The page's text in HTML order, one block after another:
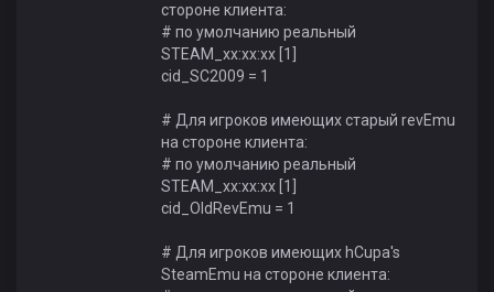
стороне клиента:
# по умолчанию реальный
STEAM_xx:xx:xx [1]
cid_SC2009 = 1
# Для игроков имеющих старый revEmu
на стороне клиента:
# по умолчанию реальный
STEAM_xx:xx:xx [1]
cid_OldRevEmu = 1
# Для игроков имеющих hCupa's
SteamEmu на стороне клиента: